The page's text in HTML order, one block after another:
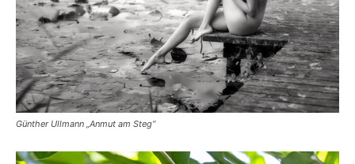
Günther Ullmann „Anmut am Steg“